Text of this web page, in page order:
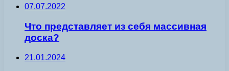
07.07.2022
Что представляет из себя массивная
доска?
21.01.2024